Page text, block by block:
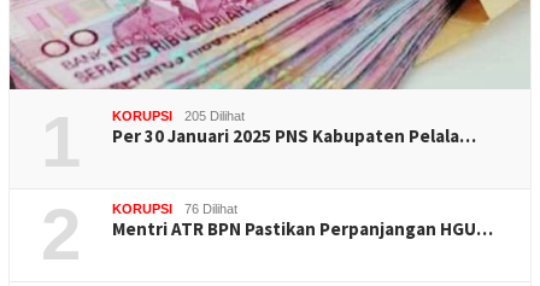
1 KORUPSI 205 Dilihat
Per 30 Januari 2025 PNS Kabupaten Pelala…
2 KORUPSI 76 Dilihat
Mentri ATR BPN Pastikan Perpanjangan HGU…